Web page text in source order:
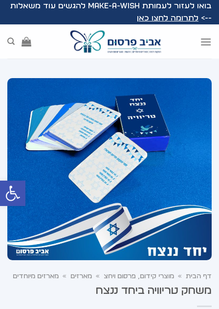
פתח
Skip
to
בואו לעזור לעמותת Make-A-Wish להגשים עוד משאלות
--> לתרומה לחצו כאן
דף הבית » מוצרי קידום, פרסום ויחצ » מארזים » מארזים מיוחדים
משחק טריוויה ביחד ננצח